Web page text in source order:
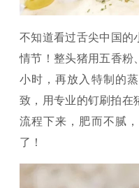
不知道看过舌尖中国的
情节！整头猪用五香粉
小时，再放入特制的
致，用专业的钉刷拍在
流程下来，肥而不腻
了！